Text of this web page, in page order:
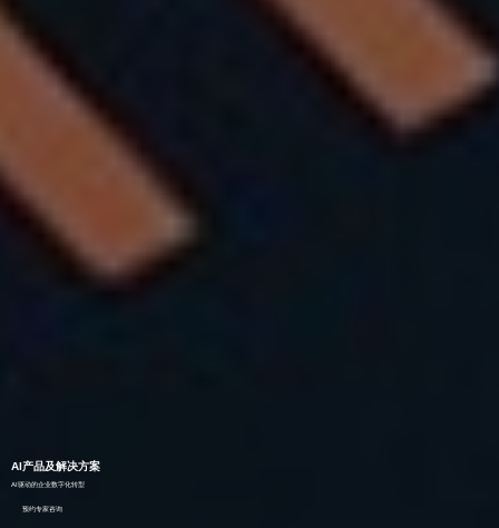
AI产品及解决方案
AI驱动的企业数字化转型
预约专家咨询